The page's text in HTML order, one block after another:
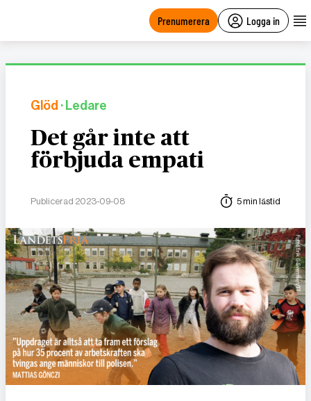
Prenumerera Logga in
Glöd · Ledare
Det går inte att
förbjuda empati
Publicerad 2023-09-08 5 min lästid